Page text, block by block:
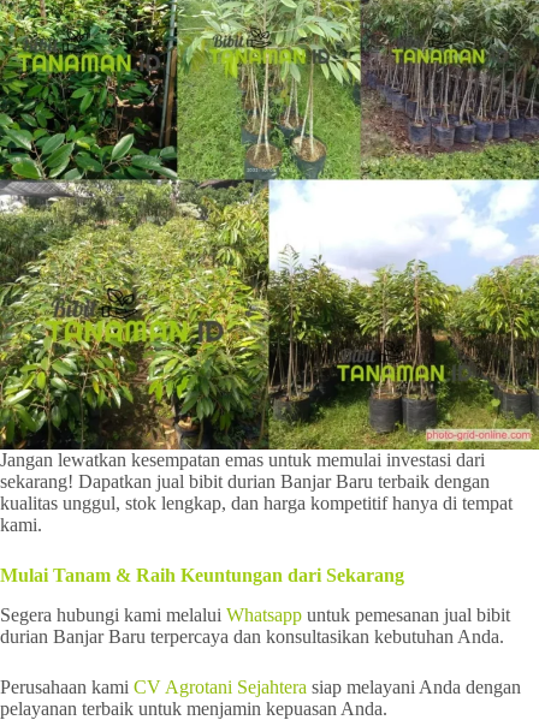
Jangan lewatkan kesempatan emas untuk memulai investasi dari
sekarang! Dapatkan jual bibit durian Banjar Baru terbaik dengan
kualitas unggul, stok lengkap, dan harga kompetitif hanya di tempat
kami.
Mulai Tanam & Raih Keuntungan dari Sekarang
Segera hubungi kami melalui Whatsapp untuk pemesanan jual bibit
durian Banjar Baru terpercaya dan konsultasikan kebutuhan Anda.
Perusahaan kami CV Agrotani Sejahtera siap melayani Anda dengan
pelayanan terbaik untuk menjamin kepuasan Anda.